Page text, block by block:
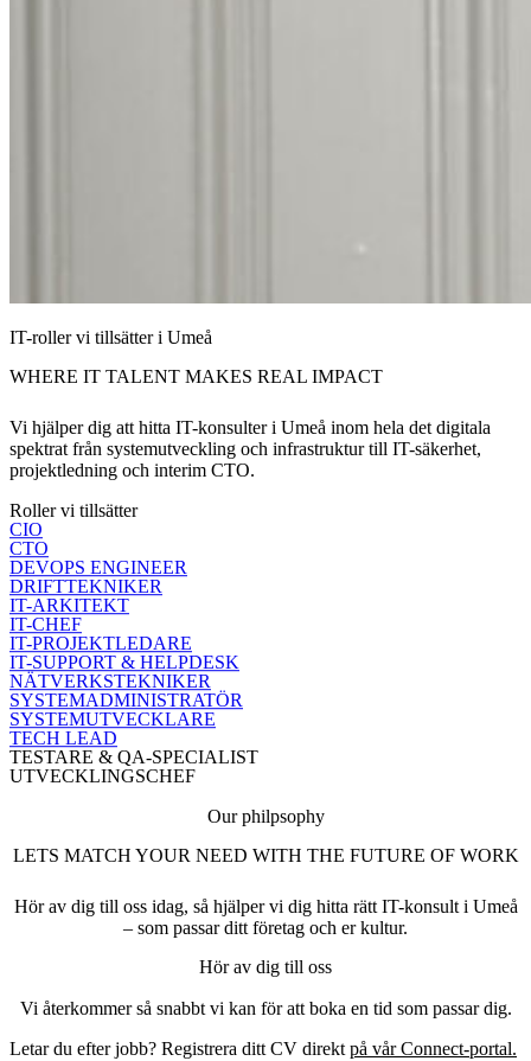
IT-roller vi tillsätter i Umeå
WHERE IT TALENT MAKES REAL IMPACT
Vi hjälper dig att hitta IT-konsulter i Umeå inom hela det digitala
spektrat från systemutveckling och infrastruktur till IT-säkerhet,
projektledning och interim CTO.
Roller vi tillsätter
CIO
CTO
DEVOPS ENGINEER
DRIFTTEKNIKER
IT-ARKITEKT
IT-CHEF
IT-PROJEKTLEDARE
IT-SUPPORT & HELPDESK
NÄTVERKSTEKNIKER
SYSTEMADMINISTRATÖR
SYSTEMUTVECKLARE
TECH LEAD
TESTARE & QA-SPECIALIST
UTVECKLINGSCHEF
Our philpsophy
LETS MATCH YOUR NEED WITH THE FUTURE OF WORK
Hör av dig till oss idag, så hjälper vi dig hitta rätt IT-konsult i Umeå
– som passar ditt företag och er kultur.
Hör av dig till oss
Vi återkommer så snabbt vi kan för att boka en tid som passar dig.
Letar du efter jobb? Registrera ditt CV direkt på vår Connect-portal.